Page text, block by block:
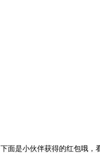
下面是小伙伴获得的红包哦，